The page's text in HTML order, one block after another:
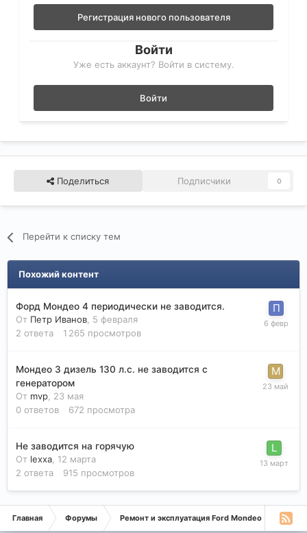
Регистрация нового пользователя
Войти
Уже есть аккаунт? Войти в систему.
Войти
Поделиться Подписчики 0
Перейти к списку тем
Похожий контент
Форд Мондео 4 периодически не заводится.
От Петр Иванов, 5 февраля
2 ответа 1 265 просмотров
Мондео 3 дизель 130 л.с. не заводится с
генератором
От mvp, 23 мая
0 ответов 672 просмотра
Не заводится на горячую
От lexxa, 12 марта
2 ответа 915 просмотров
Главная Форумы Ремонт и эксплуатация Ford Mondeo